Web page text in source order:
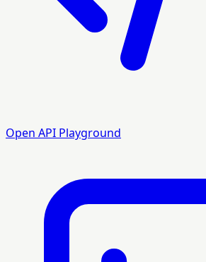
Open API Playground